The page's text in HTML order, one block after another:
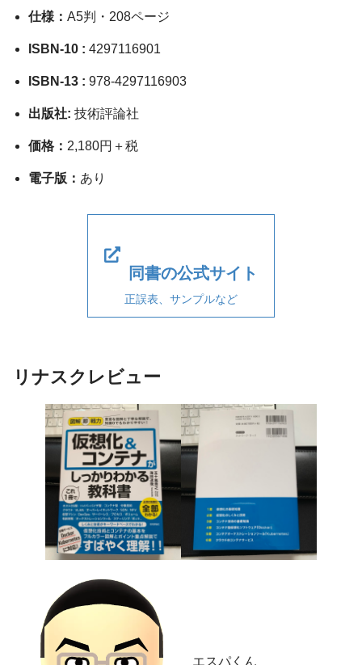
仕様：A5判・208ページ
ISBN-10 :4297116901
ISBN-13 :978-4297116903
出版社: 技術評論社
価格： 2,180円＋税
電子版： あり
同書の公式サイト
正誤表、サンプルなど
リナスクレビュー
エスパくん